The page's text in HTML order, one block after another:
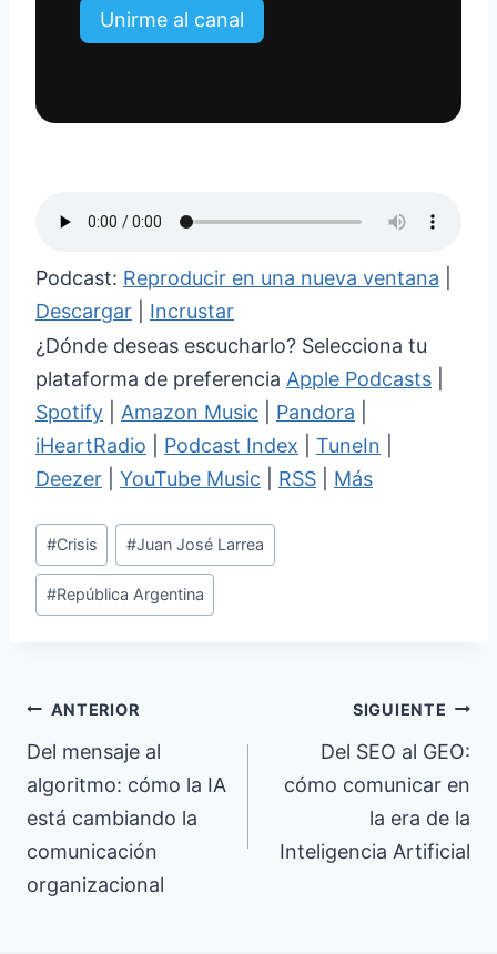
Unirme al canal
Podcast: Reproducir en una nueva ventana
Descargar
Incrustar
¿Dónde deseas escucharlo? Selecciona tu
plataforma de preferencia Apple Podcasts
Spotify
Amazon Music Pandora
iHeartRadio
Podcast Index TuneIn
Deezer
YouTube Music RSS Más
Etiquetas
de
la
#Crisis #Juan José Larrea
#República Argentina
Navegación
de
entradas
ANTERIOR
Del mensaje al
algoritmo: cómo la IA
está cambiando la
comunicación
organizacional
SIGUIENTE
Del SEO al GEO:
cómo comunicar en
la era de la
Inteligencia Artificial